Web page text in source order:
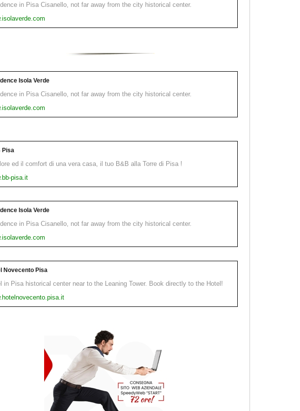
in Pisa Cisanello, not far away from the city historical center.
Isola Verde
in Pisa Cisanello, not far away from the city historical center.
Pisa
ed il comfort di una vera casa, il tuo B&B alla Torre di Pisa !
pisa.it
Isola Verde
in Pisa Cisanello, not far away from the city historical center.
Novecento Pisa
in Pisa historical center near to the Leaning Tower. Book directly to the Hotel!